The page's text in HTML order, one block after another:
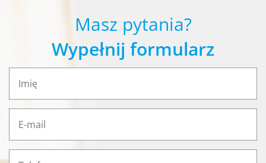
Masz pytania?
Wypełnij formularz